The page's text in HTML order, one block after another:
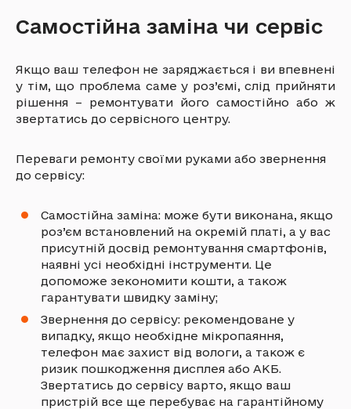
Самостійна заміна чи сервіс
Якщо ваш телефон не заряджається і ви впевнені
у тім, що проблема саме у роз’ємі, слід прийняти
рішення – ремонтувати його самостійно або ж
звертатись до сервісного центру.
Переваги ремонту своїми руками або звернення
до сервісу:
Самостійна заміна: може бути виконана, якщо
роз’єм встановлений на окремій платі, а у вас
присутній досвід ремонтування смартфонів,
наявні усі необхідні інструменти. Це
допоможе зекономити кошти, а також
гарантувати швидку заміну;
Звернення до сервісу: рекомендоване у
випадку, якщо необхідне мікропаяння,
телефон має захист від вологи, а також є
ризик пошкодження дисплея або АКБ.
Звертатись до сервісу варто, якщо ваш
пристрій все ще перебуває на гарантійному